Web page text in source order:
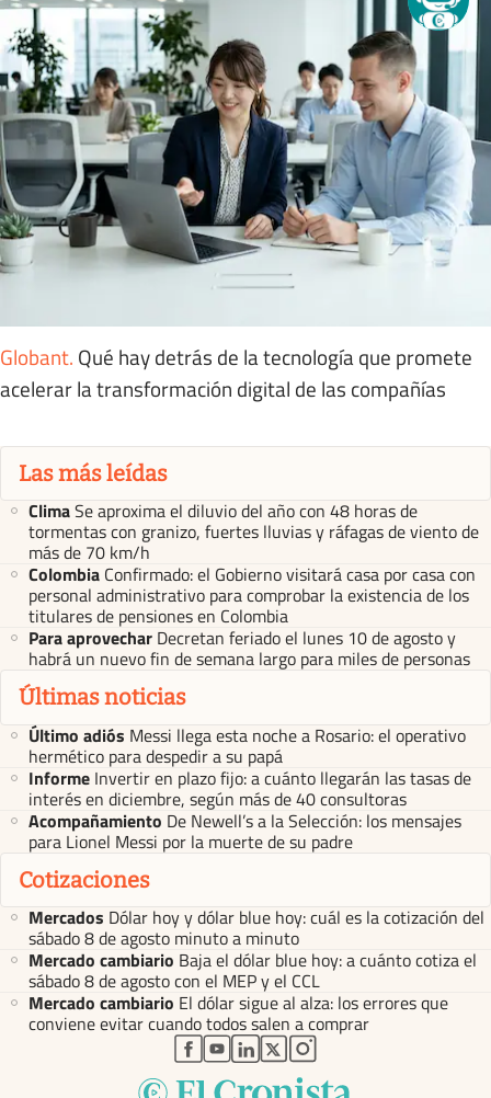
Globant. Qué hay detrás de la tecnología que promete
acelerar la transformación digital de las compañías
Las más leídas
ClimaSe aproxima el diluvio del año con 48 horas de
tormentas con granizo, fuertes lluvias y ráfagas de viento de
más de 70 km/h
Colombia Confirmado: el Gobierno visitará casa por casa con
personal administrativo para comprobar la existencia de los
titulares de pensiones en Colombia
Para aprovechar Decretan feriado el lunes 10 de agosto y
habrá un nuevo fin de semana largo para miles de personas
Últimas noticias
Último adiós Messi llega esta noche a Rosario: el operativo
hermético para despedir a su papá
Informe Invertir en plazo fijo: a cuánto llegarán las tasas de
interés en diciembre, según más de 40 consultoras
Acompañamiento De Newell’s a la Selección: los mensajes
para Lionel Messi por la muerte de su padre
Cotizaciones
Mercados Dólar hoy y dólar blue hoy: cuál es la cotización del
sábado 8 de agosto minuto a minuto
Mercado cambiario Baja el dólar blue hoy: a cuánto cotiza el
sábado 8 de agosto con el MEP y el CCL
Mercado cambiario El dólar sigue al alza: los errores que
conviene evitar cuando todos salen a comprar
abre en nueva pestaña
abre en nueva pestaña
abre en nueva pestaña
abre en nueva pestaña
abre en nueva pestaña